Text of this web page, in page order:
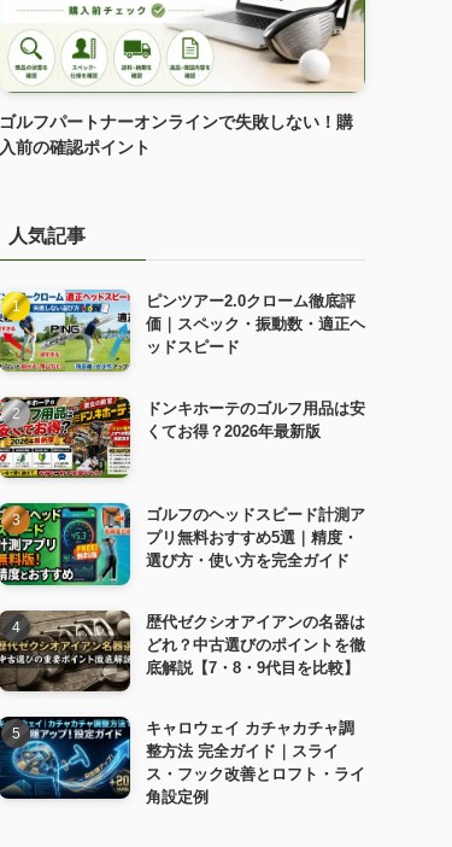
ゴルフパートナーオンラインで失敗しない！購
入前の確認ポイント
人気記事
ピンツアー2.0クローム徹底評
価｜スペック・振動数・適正ヘ
ッドスピード
ドンキホーテのゴルフ用品は安
くてお得？2026年最新版
ゴルフのヘッドスピード計測ア
プリ無料おすすめ5選｜精度・
選び方・使い方を完全ガイド
歴代ゼクシオアイアンの名器は
どれ？中古選びのポイントを徹
底解説【7・8・9代目を比較】
キャロウェイ カチャカチャ調
整方法 完全ガイド｜スライ
ス・フック改善とロフト・ライ
角設定例